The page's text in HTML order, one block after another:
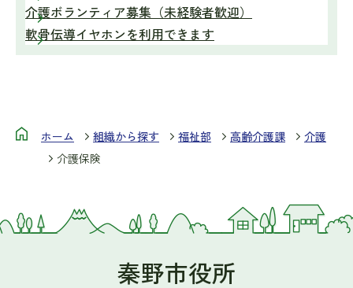
介護ボランティア募集（未経験者歓迎）
軟骨伝導イヤホンを利用できます
ホーム 組織から探す 福祉部 高齢介護課
介護
介護保険
秦野市役所